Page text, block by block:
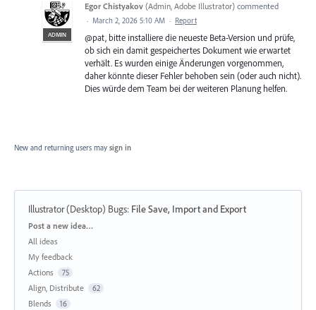
ADMIN
Egor Chistyakov (Admin, Adobe Illustrator) commented
· March 2, 2026 5:10 AM · Report
@pat, bitte installiere die neueste Beta-Version und prüfe,
ob sich ein damit gespeichertes Dokument wie erwartet
verhält. Es wurden einige Änderungen vorgenommen,
daher könnte dieser Fehler behoben sein (oder auch nicht).
Dies würde dem Team bei der weiteren Planung helfen.
New and returning users may sign in
Illustrator (Desktop) Bugs: File Save, Import and Export
Categories
Post a new idea…
All ideas
My feedback
Actions
75
Align, Distribute 62
Blends 16